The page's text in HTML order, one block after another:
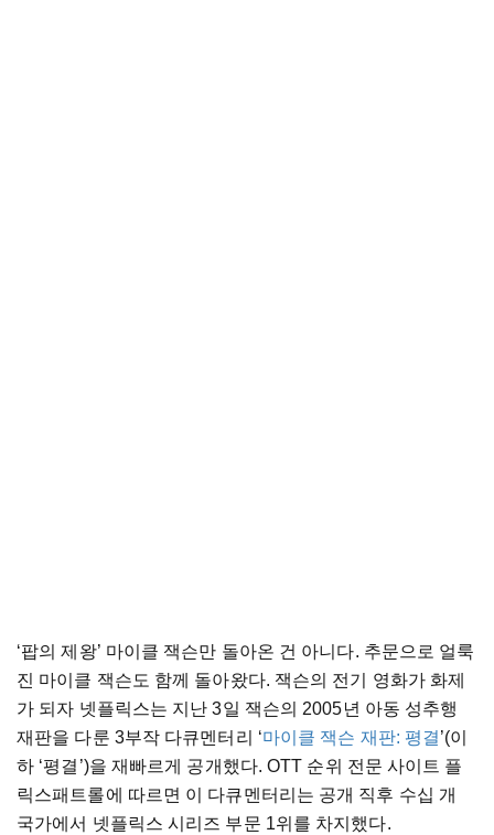
‘팝의 제왕’ 마이클 잭슨만 돌아온 건 아니다. 추문으로 얼룩
진 마이클 잭슨도 함께 돌아왔다. 잭슨의 전기 영화가 화제
가 되자 넷플릭스는 지난 3일 잭슨의 2005년 아동 성추행
재판을 다룬 3부작 다큐멘터리 ‘마이클 잭슨 재판: 평결’(이
하 ‘평결’)을 재빠르게 공개했다. OTT 순위 전문 사이트 플
릭스패트롤에 따르면 이 다큐멘터리는 공개 직후 수십 개
국가에서 넷플릭스 시리즈 부문 1위를 차지했다.